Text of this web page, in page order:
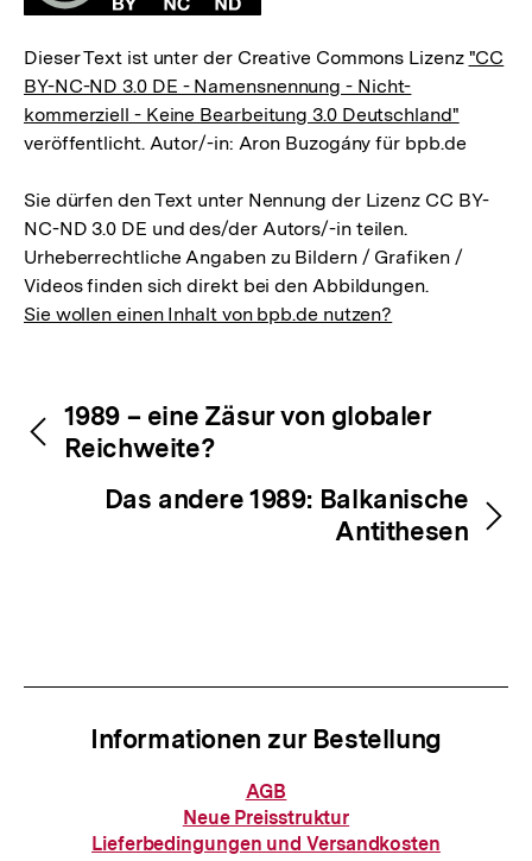
Dieser Text ist unter der Creative Commons Lizenz "CC
BY-NC-ND 3.0 DE - Namensnennung - Nicht-
kommerziell - Keine Bearbeitung 3.0 Deutschland"
veröffentlicht. Autor/-in: Aron Buzogány für bpb.de
Sie dürfen den Text unter Nennung der Lizenz CC BY-
NC-ND 3.0 DE und des/der Autors/-in teilen.
Urheberrechtliche Angaben zu Bildern / Grafiken /
Videos finden sich direkt bei den Abbildungen.
Sie wollen einen Inhalt von bpb.de nutzen?
Inhaltsnavigation
Inhaltsnavigation
1989 – eine Zäsur von globaler
Reichweite?
Das andere 1989: Balkanische
Antithesen
Informationen zur Bestellung
Informationen
zur
Bestellung
AGB
Neue Preisstruktur
Lieferbedingungen und Versandkosten